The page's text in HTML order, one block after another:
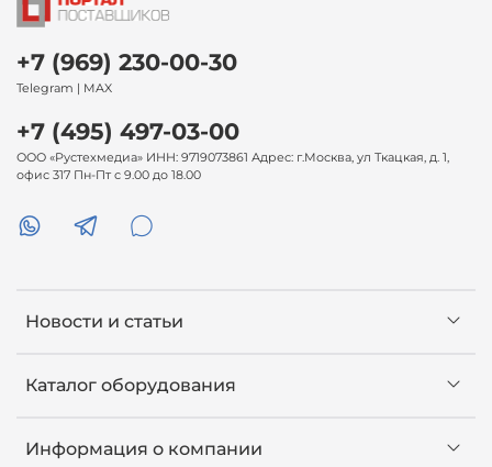
Новости и статьи
Каталог оборудования
Информация о компании
+7 (969) 230-00-30
Telegram | MAX
+7 (495) 497-03-00
ООО «Рустехмедиа» ИНН: 9719073861 Адрес: г.Москва, ул Ткацкая, д. 1,
офис 317 Пн-Пт с 9.00 до 18.00